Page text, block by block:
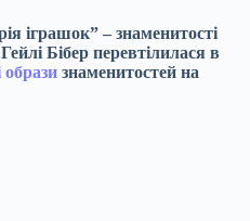
іграшок” – знаменитості
Бібер перевтілилася в
знаменитостей на